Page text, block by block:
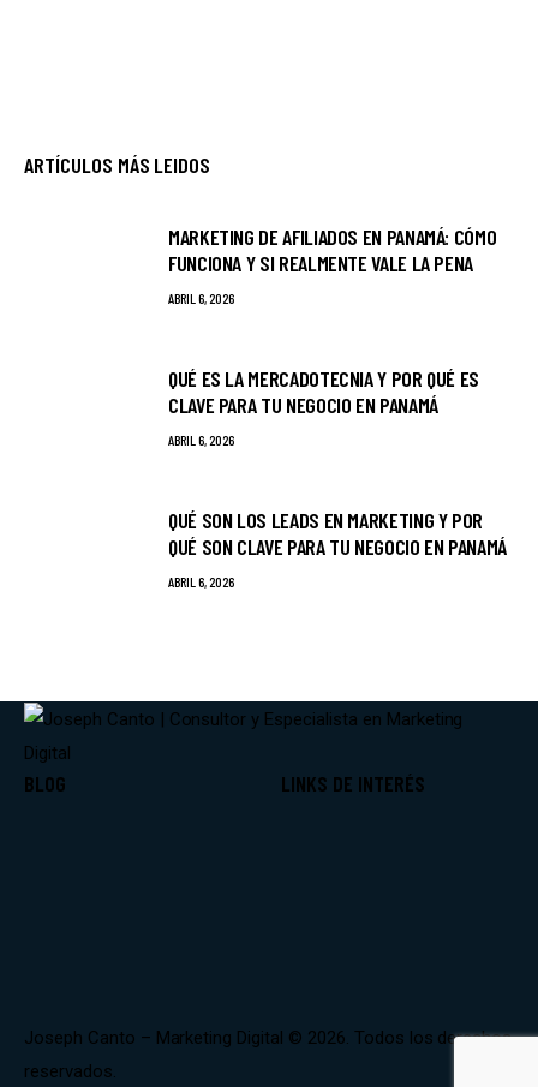
ARTÍCULOS MÁS LEIDOS
MARKETING DE AFILIADOS EN PANAMÁ: CÓMO
FUNCIONA Y SI REALMENTE VALE LA PENA
ABRIL 6, 2026
QUÉ ES LA MERCADOTECNIA Y POR QUÉ ES
CLAVE PARA TU NEGOCIO EN PANAMÁ
ABRIL 6, 2026
QUÉ SON LOS LEADS EN MARKETING Y POR
QUÉ SON CLAVE PARA TU NEGOCIO EN PANAMÁ
ABRIL 6, 2026
BLOG LINKS DE INTERÉS
Joseph Canto – Marketing Digital © 2026. Todos los derechos
reservados.